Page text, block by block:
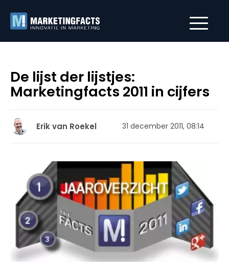
De lijst der lijstjes:
Marketingfacts 2011 in cijfers
Erik van Roekel 31 december 2011, 08:14